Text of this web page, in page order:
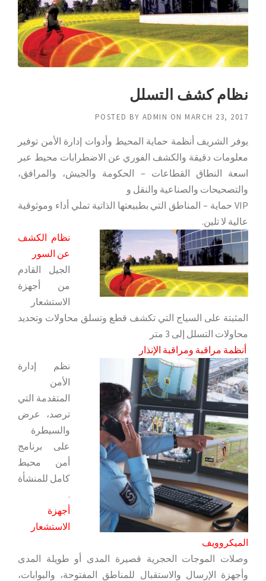
نظام كشف التسلل
POSTED BY ADMIN ON MARCH 23, 2017
يوفر الشريف أنظمة حماية المحيط وأدوات إدارة الأمن توفير
معلومات دقيقة والكشف الفوري عن الاضطرابات محيط عبر
اسعة النطاق القطاعات – الحكومة والجيش، والمرافق،
والتصحيحات والصناعية والنقل و
VIP حماية – المناطق التي بطبيعتها الذاتية تملي أداء وموثوقية
عالية لا تلين.
نظام الكشف
عن السور
الجيل القادم
من أجهزة
الاستشعار
المثبتة على السياج التي تكشف قطع وتسلق محاولات وتحديد
محاولات التسلل إلى 3 متر
أنظمة مراقبة ومراقبة الإنذار
نظم إدارة
الأمن
المتقدمة التي
ترصد، عرض
والسيطرة
على برنامج
أمن محيط
كامل للمنشأة
.
أجهزة
الاستشعار
الميكروويف
وصلات الموجات الحجرية قصيرة المدى أو طويلة المدى
وأجهزة الإرسال والاستقبال للمناطق المفتوحة، والبوابات،